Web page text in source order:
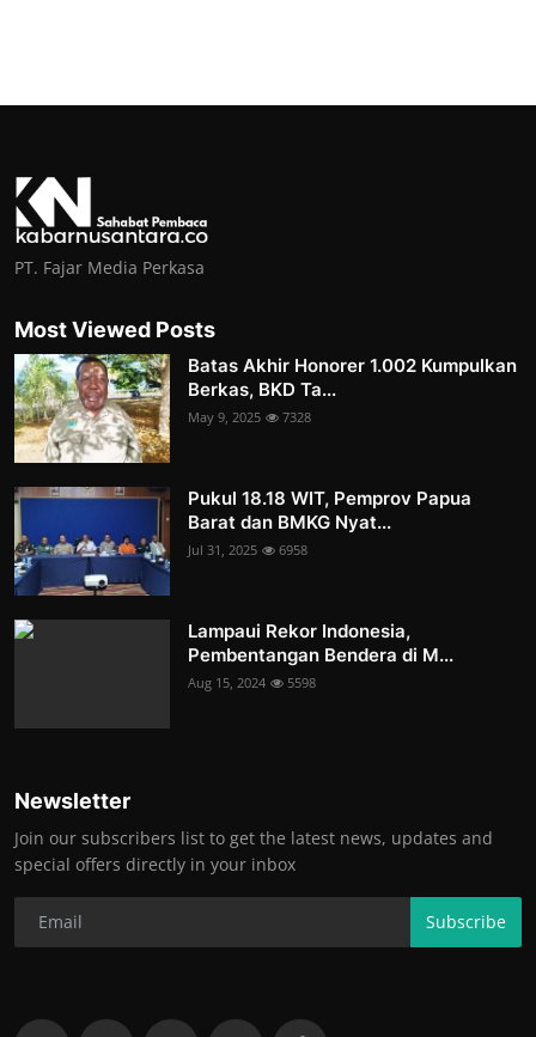
PT. Fajar Media Perkasa
Most Viewed Posts
Batas Akhir Honorer 1.002 Kumpulkan
Berkas, BKD Ta...
May 9, 2025 7328
Pukul 18.18 WIT, Pemprov Papua
Barat dan BMKG Nyat...
Jul 31, 2025 6958
Lampaui Rekor Indonesia,
Pembentangan Bendera di M...
Aug 15, 2024 5598
Newsletter
Join our subscribers list to get the latest news, updates and
special offers directly in your inbox
Subscribe